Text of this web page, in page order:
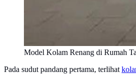
Model Kolam Renang di Rumah
Pada sudut pandang pertama, terlihat